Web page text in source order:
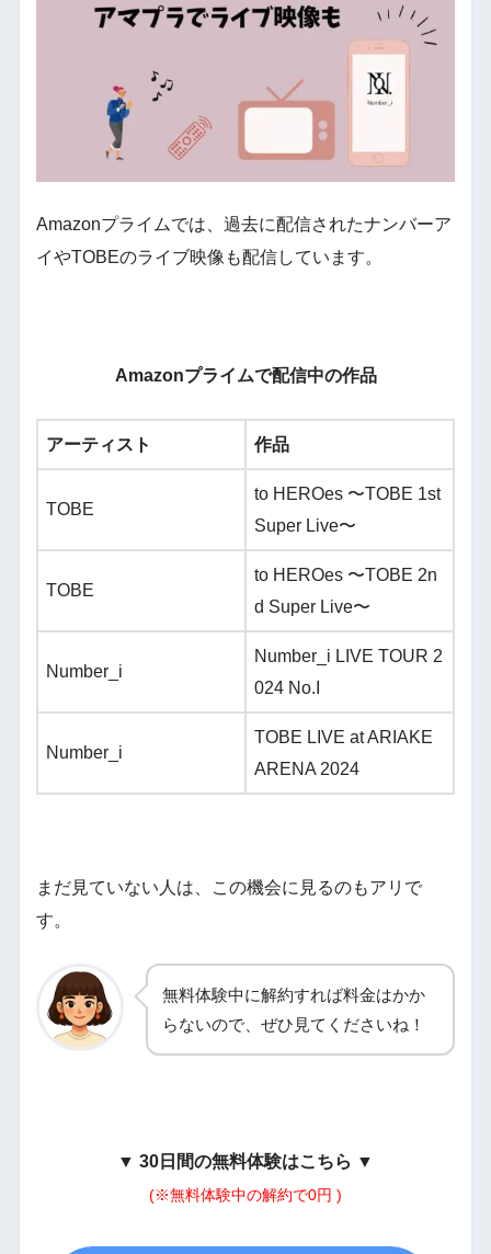
Amazonプライムでは、過去に配信されたナンバーア
イやTOBEのライブ映像も配信しています。
Amazonプライムで配信中の作品
アーティスト 作品
TOBE
to HEROes 〜TOBE 1st
Super Live〜
TOBE
to HEROes 〜TOBE 2n
d Super Live〜
Number_i
Number_i LIVE TOUR 2
024 No.I
Number_i
TOBE LIVE at ARIAKE
ARENA 2024
まだ見ていない人は、この機会に見るのもアリで
す。
無料体験中に解約すれば料金はかか
らないので、ぜひ見てくださいね！
▼ 30日間の無料体験はこちら ▼
(※無料体験中の解約で0円 )